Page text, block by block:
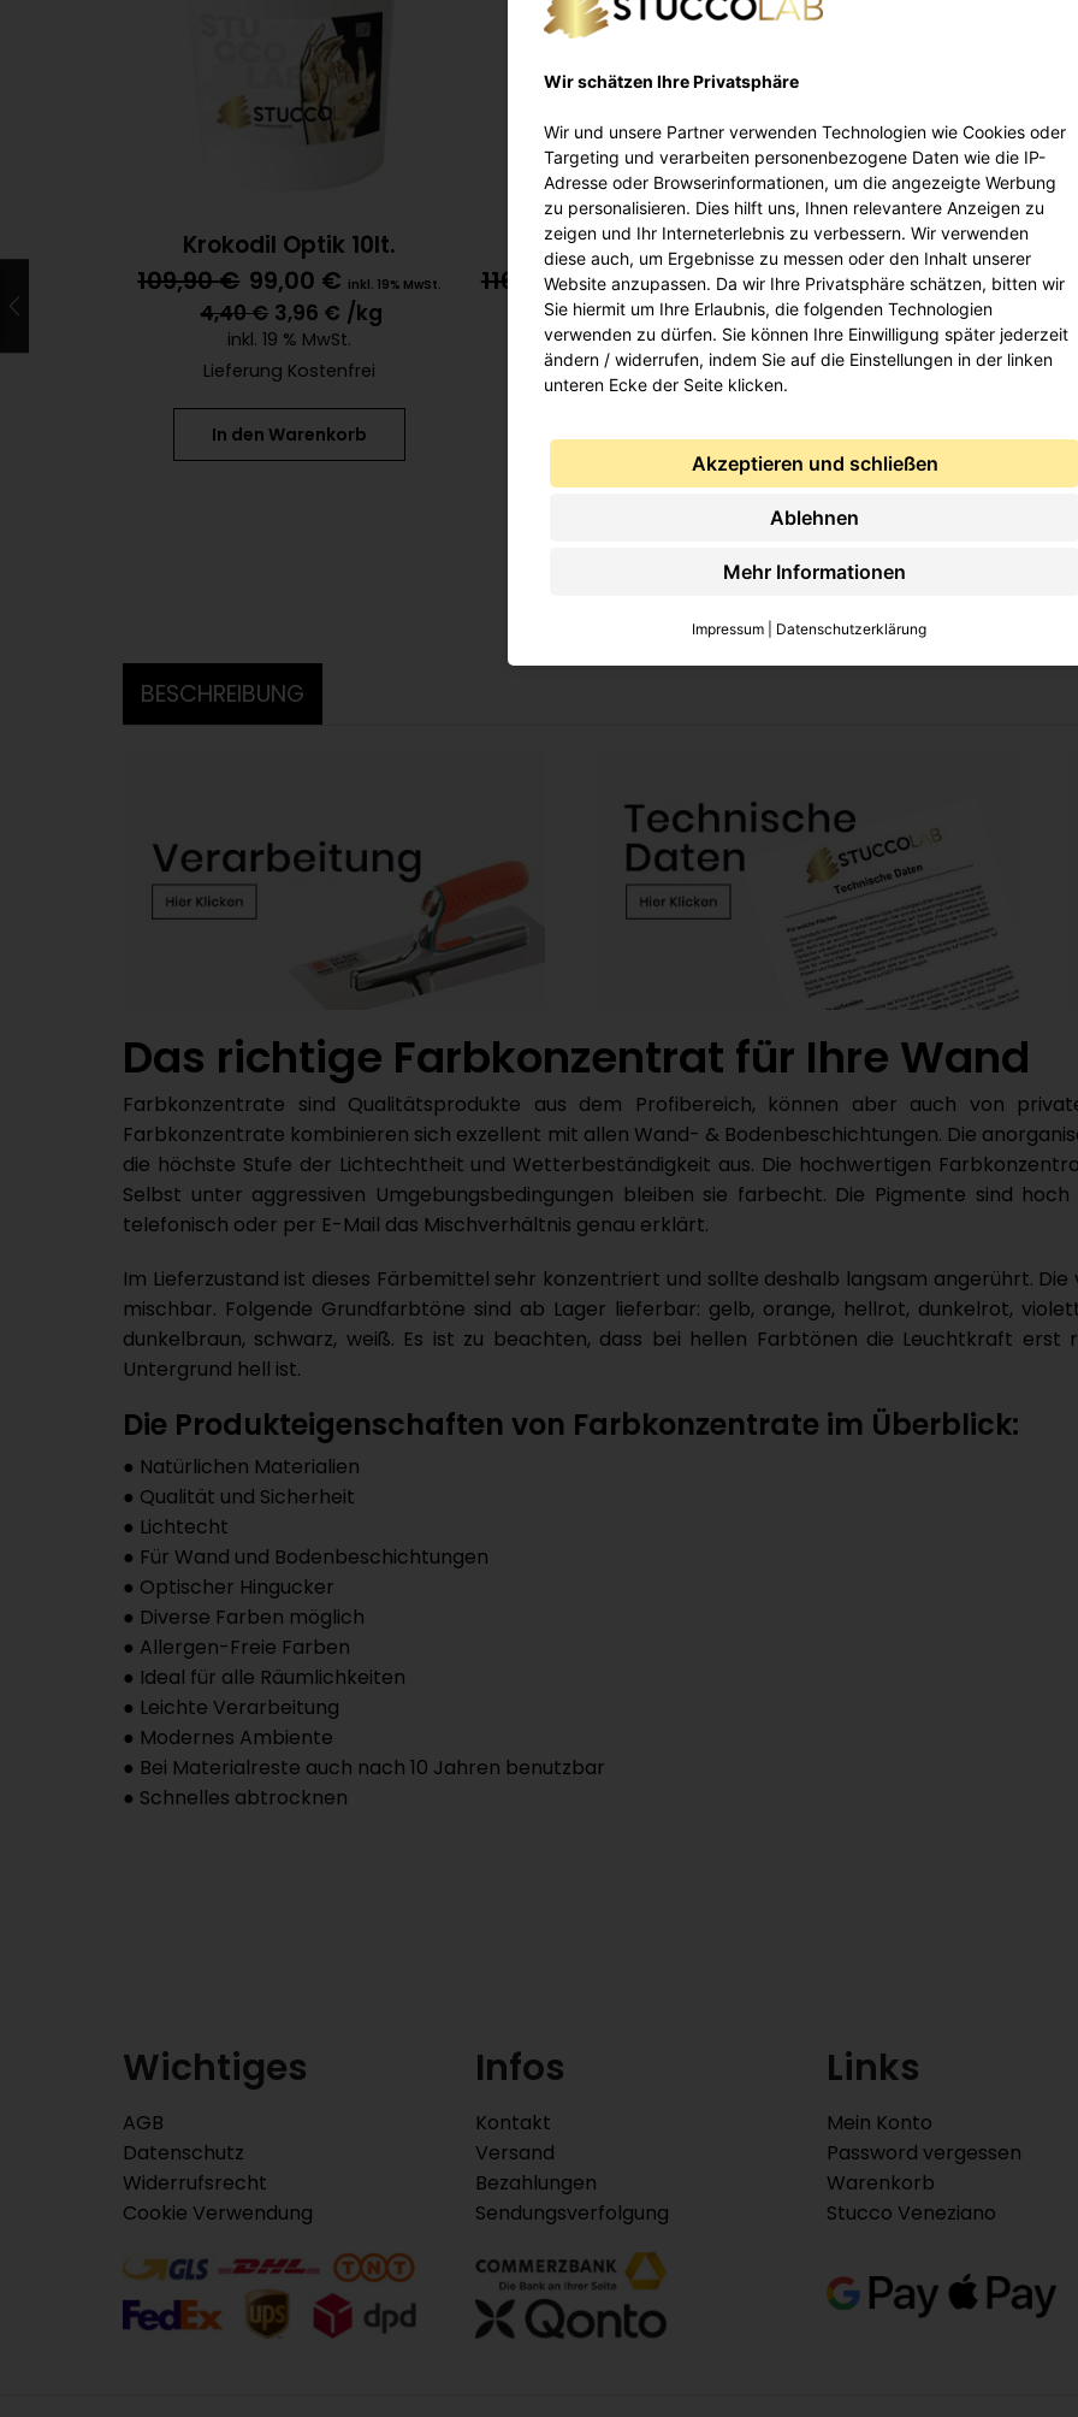
Krokodil Optik 10lt.
109,90€ 99,00 € inkl. 19% MwSt.
4,40€ 3,96 € /kg
inkl. 19 % MwSt.
Lieferung Kostenfrei
In den Warenkorb
Glimmer Lux 20kg
116,90€ 105,90€ inkl. 19% MwSt.
6,88€6,23€ /kg
inkl. 19 % MwSt.
Lieferung Kostenfrei
In den Warenkorb
Stucco Veneziano
Hochglanz 20kg
109,90€ 99,70 inkl.
5,50 €4,99€ /kg
inkl. 19 % MwSt.
In den Warenkorb
BESCHREIBUNG
Das richtige Farbkonzentrat für Ihre Wand
Farbkonzentrate sind Qualitätsprodukte aus dem Profibereich, können aber auch von
Farbkonzentrate kombinieren sich exzellent mit allen Wand- & Bodenbeschichtungen. Die
die höchste Stufe der Lichtechtheit und Wetterbeständigkeit aus. Die hochwertigen
Selbst unter aggressiven Umgebungsbedingungen bleiben sie farbecht. Die Pigmente sind
telefonisch oder per E-Mail das Mischverhältnis genau erklärt.
Im Lieferzustand ist dieses Färbemittel sehr konzentriert und sollte deshalb langsam angerührt.
mischbar. Folgende Grundfarbtöne sind ab Lager lieferbar: gelb, orange, hellrot, dunkelrot,
dunkelbraun, schwarz, weiß. Es ist zu beachten, dass bei hellen Farbtönen die Leuchtkraft
Untergrund hell ist.
Die Produkteigenschaften von Farbkonzentrate im Überblick:
● Natürlichen Materialien
● Qualität und Sicherheit
● Lichtecht
● Für Wand und Bodenbeschichtungen
● Optischer Hingucker
● Diverse Farben möglich
● Allergen-Freie Farben
● Ideal für alle Räumlichkeiten
● Leichte Verarbeitung
● Modernes Ambiente
● Bei Materialreste auch nach 10 Jahren benutzbar
● Schnelles abtrocknen
Wichtiges
AGB
Datenschutz
Widerrufsrecht
Cookie Verwendung
Infos
Kontakt
Versand
Bezahlungen
Sendungsverfolgung
Links
Mein Konto
Password vergessen
Warenkorb
Stucco Veneziano
Wir schätzen Ihre Privatsphäre
Wir und unsere Partner verwenden Technologien wie Cookies oder
Targeting und verarbeiten personenbezogene Daten wie die IP-
Adresse oder Browserinformationen, um die angezeigte Werbung
zu personalisieren. Dies hilft uns, Ihnen relevantere Anzeigen zu
zeigen und Ihr Interneterlebnis zu verbessern. Wir verwenden
diese auch, um Ergebnisse zu messen oder den Inhalt unserer
Website anzupassen. Da wir Ihre Privatsphäre schätzen, bitten wir
Sie hiermit um Ihre Erlaubnis, die folgenden Technologien
verwenden zu dürfen. Sie können Ihre Einwilligung später jederzeit
ändern / widerrufen, indem Sie auf die Einstellungen in der linken
unteren Ecke der Seite klicken.
Akzeptieren und schließen
Ablehnen
Mehr Informationen
Impressum Datenschutzerklärung